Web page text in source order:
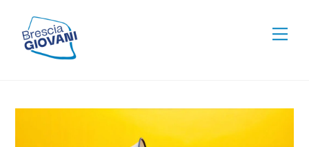
content